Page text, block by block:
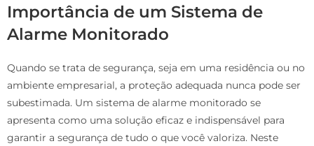
Importância de um Sistema de
Alarme Monitorado
Quando se trata de segurança, seja em uma residência ou no
ambiente empresarial, a proteção adequada nunca pode ser
subestimada. Um sistema de alarme monitorado se
apresenta como uma solução eficaz e indispensável para
garantir a segurança de tudo o que você valoriza. Neste